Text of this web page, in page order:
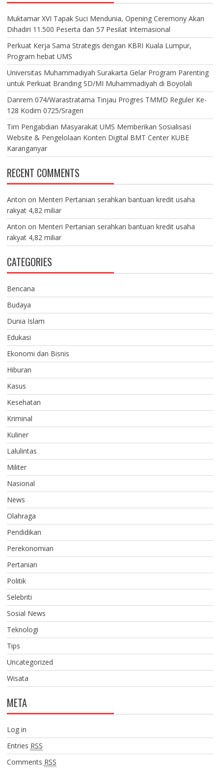
Muktamar XVI Tapak Suci Mendunia, Opening Ceremony Akan
Dihadiri 11.500 Peserta dan 57 Pesilat Internasional
Perkuat Kerja Sama Strategis dengan KBRI Kuala Lumpur,
Program hebat UMS
Universitas Muhammadiyah Surakarta Gelar Program Parenting
untuk Perkuat Branding SD/MI Muhammadiyah di Boyolali
Danrem 074/Warastratama Tinjau Progres TMMD Reguler Ke-
128 Kodim 0725/Sragen
Tim Pengabdian Masyarakat UMS Memberikan Sosialisasi
Website & Pengelolaan Konten Digital BMT Center KUBE
Karanganyar
RECENT COMMENTS
Anton on Menteri Pertanian serahkan bantuan kredit usaha
rakyat 4,82 miliar
Anton on Menteri Pertanian serahkan bantuan kredit usaha
rakyat 4,82 miliar
CATEGORIES
Bencana
Budaya
Dunia Islam
Edukasi
Ekonomi dan Bisnis
Hiburan
Kasus
Kesehatan
Kriminal
Kuliner
Lalulintas
Militer
Nasional
News
Olahraga
Pendidikan
Perekonomian
Pertanian
Politik
Selebriti
Sosial News
Teknologi
Tips
Uncategorized
Wisata
META
Log in
Entries RSS
Comments RSS